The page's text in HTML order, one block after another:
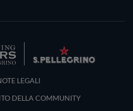
LEGALI
DELLA COMMUNITY